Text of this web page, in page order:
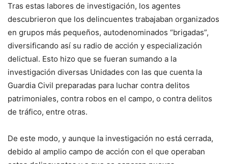
Tras estas labores de investigación, los agentes
descubrieron que los delincuentes trabajaban organizados
en grupos más pequeños, autodenominados “brigadas”,
diversificando así su radio de acción y especialización
delictual. Esto hizo que se fueran sumando a la
investigación diversas Unidades con las que cuenta la
Guardia Civil preparadas para luchar contra delitos
patrimoniales, contra robos en el campo, o contra delitos
de tráfico, entre otras.
De este modo, y aunque la investigación no está cerrada,
debido al amplio campo de acción con el que operaban